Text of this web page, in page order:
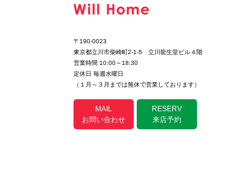
〒190-0023
東京都立川市柴崎町2-1-5 立川龍生堂ビル４階
営業時間 10:00～18:30
定休日 毎週水曜日
（１月～３月までは無休で営業しております）
MAIL
お問い合わせ
RESERV
来店予約